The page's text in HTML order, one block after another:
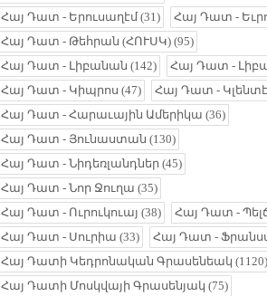
Հայ Դատ - Երուսաղէմ(31) Հայ Դատ -
Հայ Դատ - Թեհրան (ՀՈՒՍԿ) (95)
Հայ Դատ - Լիբանան (142) Հայ Դատ -
Հայ Դատ - Կիպրոս (47) Հայ Դատ -
Հայ Դատ - Հարաւային Ամերիկա (36)
Հայ Դատ - Յունաստան (130)
Հայ Դատ - Նիդեռլանդներ (45)
Հայ Դատ - Նոր Ջուղա (35)
Հայ Դատ - Ուրուկուայ (38) Հայ Դատ -
Հայ Դատ - Սուրիա (33) Հայ Դատ -
Հայ Դատի Կեդրոնական Գրասենեակ (1120)
Հայ Դատի Մոսկվայի Գրասենյակ (75)